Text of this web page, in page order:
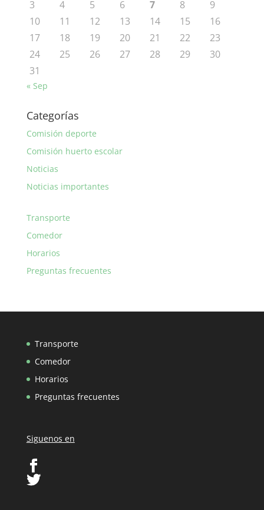
3
4 5 6 7 8
9
10
11 12 13 14 15
16
17
18 19 20 21 22
23
24
25 26 27 28 29
30
31
« Sep
Categorías
Comisión deporte
Comisión huerto escolar
Noticias
Noticias importantes
Transporte
Comedor
Horarios
Preguntas frecuentes
Transporte
Comedor
Horarios
Preguntas frecuentes
Siguenos en